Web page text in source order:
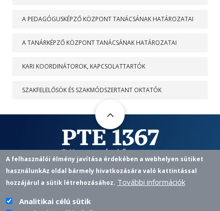
A PEDAGÓGUSKÉPZŐ KÖZPONT TANÁCSÁNAK HATÁROZATAI
A TANÁRKÉPZŐ KÖZPONT TANÁCSÁNAK HATÁROZATAI
KARI KOORDINÁTOROK, KAPCSOLATTARTÓK
SZAKFELELŐSÖK ÉS SZAKMÓDSZERTANT OKTATÓK
Pedagógusképző Központ
7622 PÉCS, VASVÁRI P. U. 4.
A felhasználói élmény javítása érdekében a webhelyen sütiket
használunkAz oldal bármely hivatkozására való kattintással
hozzájárul a sütik létrehozásához. További információk
Analitikai célú sütik